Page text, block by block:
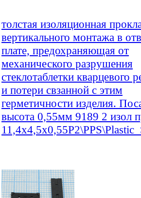
толстая изоляционная
вертикального монтажа в
плате, предохраняющая от
механического разрушения
стеклотаблетки кварцевого
и потери свзанной с этим
герметичности изделия.
высота 0,55мм 9189 2 изол